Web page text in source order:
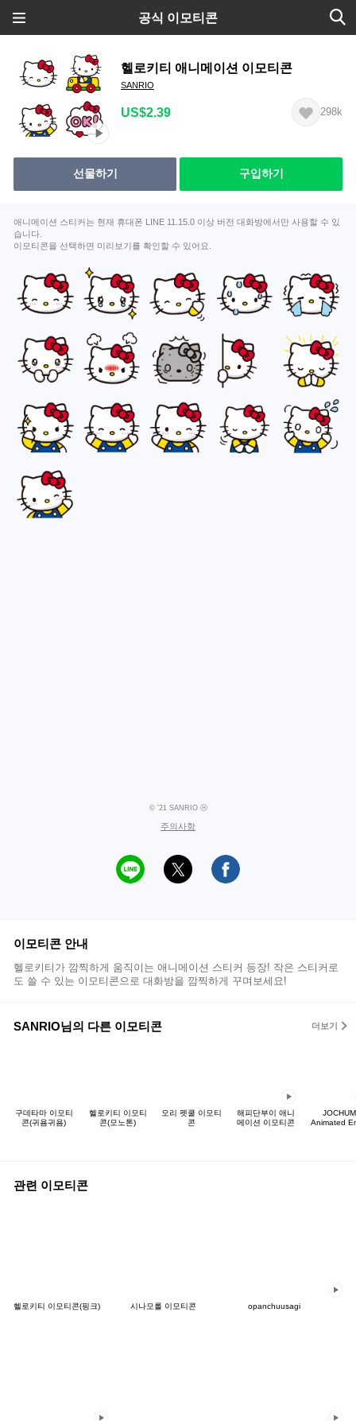
공식 이모티콘
헬로키티 애니메이션 이모티콘
SANRIO
US$2.39 298k
선물하기 구입하기
애니메이션 스티커는 현재 휴대폰 LINE 11.15.0 이상 버전 대화방에서만 사용할 수 있
습니다.
이모티콘을 선택하면 미리보기를 확인할 수 있어요.
© '21 SANRIO Ⓗ
주의사항
이모티콘 안내
헬로키티가 깜찍하게 움직이는 애니메이션 스티커 등장! 작은 스티커로
도 쓸 수 있는 이모티콘으로 대화방을 깜찍하게 꾸며보세요!
SANRIO님의 다른 이모티콘 더보기
구데타마 이모티
콘(귀욤귀욤)
헬로키티 이모티
콘(모노톤)
오리 펫쿨 이모티
콘
해피단부이 애니
메이션 이모티콘
JOCHUM
Animated
관련 이모티콘
헬로키티 이모티콘(핑크) 시나모롤 이모티콘 opanchuusagi